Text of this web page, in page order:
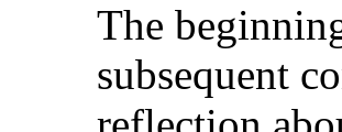
The
subsequent